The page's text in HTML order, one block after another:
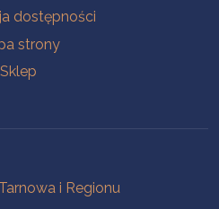
dostępności
strony
Sklep
i Regionu